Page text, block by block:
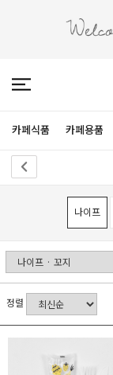
카페식품 카페용품
나이프
정렬